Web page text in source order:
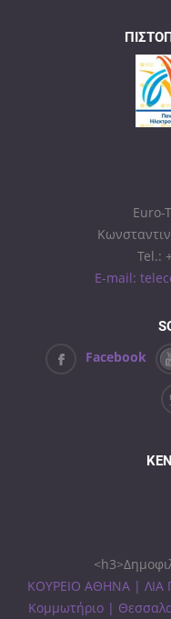
Euro-
Tel.:
E-mail:
Facebook
ΚΟΥΡΕΙΟ ΑΘΗΝΑ | ΛΙΑ
Κομμωτήριο |